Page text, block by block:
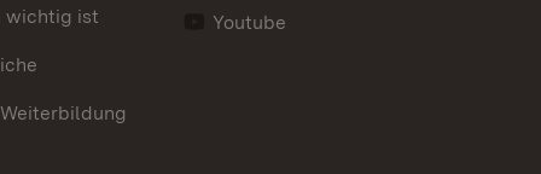
wichtig ist Youtube